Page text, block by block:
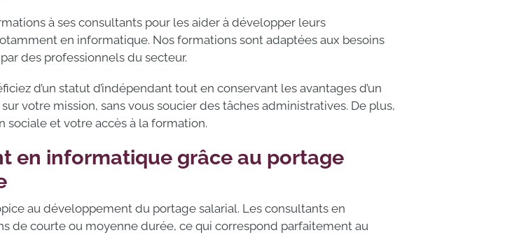
à ses consultants pour les aider à développer leurs
en informatique. Nos formations sont adaptées aux besoins
des professionnels du secteur.
d’un statut d’indépendant tout en conservant les avantages d’un
votre mission, sans vous soucier des tâches administratives. De plus,
et votre accès à la formation.
en informatique grâce au portage
au développement du portage salarial. Les consultants en
de courte ou moyenne durée, ce qui correspond parfaitement au